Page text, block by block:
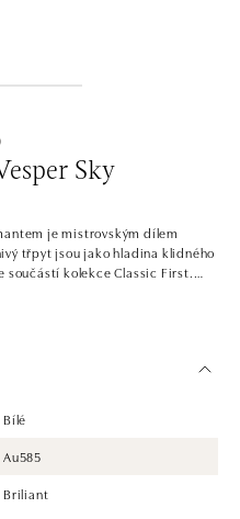
Sky
je mistrovským dílem
třpyt jsou jako hladina klidného
kolekce Classic First.
diamanty a drahými
šperky z diamantů a
šperk je tak originál a je také
luxusním balení. Ať už vybíráte
či náhrdelník, nedarujete s
Bílé
Au585
Briliant